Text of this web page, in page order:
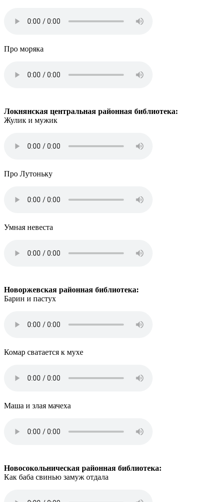
Про моряка
Локнянская центральная районная библиотека:
Жулик и мужик
Про Лутоньку
Умная невеста
Новоржевская районная библиотека:
Барин и пастух
Комар сватается к мухе
Маша и злая мачеха
Новосокольническая районная библиотека:
Как баба свинью замуж отдала